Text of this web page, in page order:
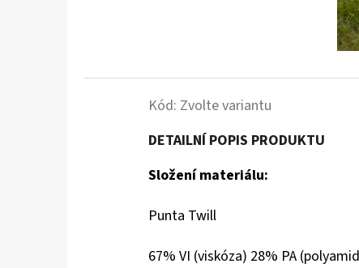
Kód: Zvolte variantu
DETAILNÍ POPIS PRODUKTU
Složení materiálu:
Punta Twill
67% VI (viskóza) 28% PA